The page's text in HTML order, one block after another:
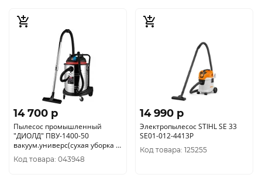
14 700 p
Пылесос промышленный
"ДИОЛД" ПВУ-1400-50
вакуум.универс(сухая уборка +
сбор влажного
мусора)70010030
Код товара: 043948
14 990 p
Электропылесос STIHL SE 33
SE01-012-4413P
Код товара: 125255